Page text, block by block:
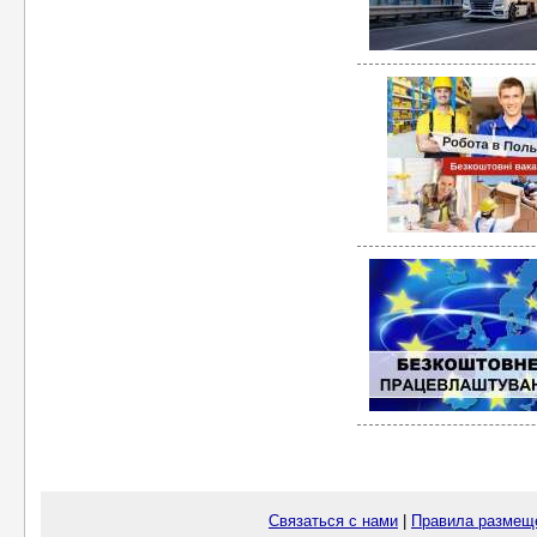
Связаться с нами Правила